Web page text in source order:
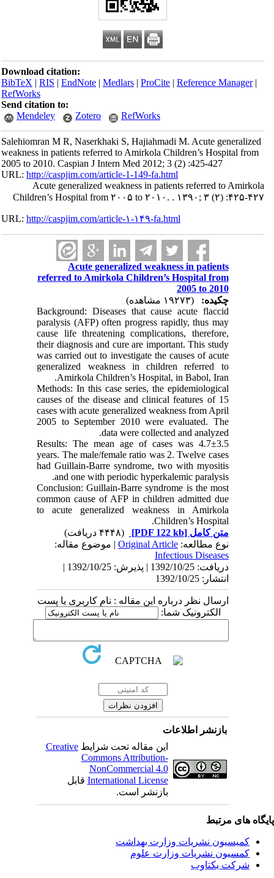
Download citation:
BibTeX|RIS|EndNote|Medlars|ProCite|Reference Manager
RefWorks
Send citation to:
Mendeley
Zotero RefWorks
Salehiomran M R, Naserkhaki S, Hajiahmadi M. Acute generalized
weakness in patients referred to Amirkola Children’s Hospital from
2005 to 2010. Caspian J Intern Med 2012; 3 (2) :425-427
URL:http://caspjim.com/article-1-149-fa.html
Acute generalized weakness in patients referred to Amirkola
Children’s Hospital from ۲۰۰۵ to ۲۰۱۰. . ۱۳۹۰; ۳ (۲) :۴۲۵-۴۲۷
URL:http://caspjim.com/article-۱-۱۴۹-fa.html
Acute generalized weakness in patients
referred to Amirkola Children’s Hospital from
2005 to 2010
چکیده:
Background: Diseases that cause acute flaccid
paralysis (AFP) often progress rapidly, thus may
cause life threatening complications, therefore,
their diagnosis and cure are important. This study
was carried out to investigate the causes of acute
generalized weakness in children referred to
Amirkola Children’s Hospital, in Babol, Iran.
Methods: In this case series, the epidemiological
causes of the disease and clinical features of 15
cases with acute generalized weakness from April
2005 to September 2010 were evaluated. The
data were collected and analyzed.
Results: The mean age of cases was 4.7±3.5
years. The male/female ratio was 2. Twelve cases
had Guillain-Barre syndrome, two with myositis
and one with periodic hyperkalemic paralysis.
Conclusion: Guillain-Barre syndrome is the most
common cause of AFP in children admitted due
to acute generalized weakness in Amirkola
Children’s Hospital.
متن کامل[PDF 122 kb]
نوع مطالعه:Original Article| موضوع مقاله:
Infectious Diseases
دریافت: 1392/10/25 | پذیرش: 1392/10/25 |
انتشار: 1392/10/25
ارسال نظر درباره این مقاله : نام کاربری یا پست
الکترونیک شما:
بازنشر اطلاعات
این مقاله تحت شرایطCreative
Commons Attribution-
NonCommercial 4.0
International Licenseقابل
بازنشر است.
های مرتبط
کمیسیون نشریات وزارت بهداشت
کمسیون نشریات وزارت علوم
شرکت یکتاوب